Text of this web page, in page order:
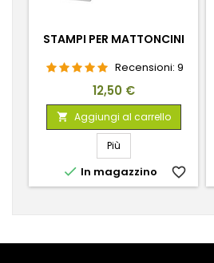
STAMPI PER MATTONCINI
Recensioni: 9
Prezzo
12,50 €
 Aggiungi al carrello
Più
 In magazzino favorite_border